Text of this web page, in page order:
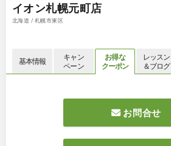
イオン札幌元町店
北海道 / 札幌市東区
基本情報
キャン
ペーン
お得な
クーポン
レッスン
＆ブログ
お問合せ